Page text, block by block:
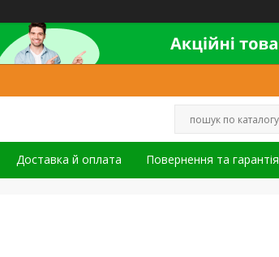
Доставка й оплата Повернення та гарантія